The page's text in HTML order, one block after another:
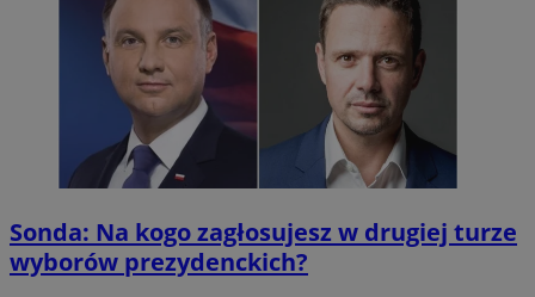
Sonda: Na kogo zagłosujesz w drugiej turze
wyborów prezydenckich?